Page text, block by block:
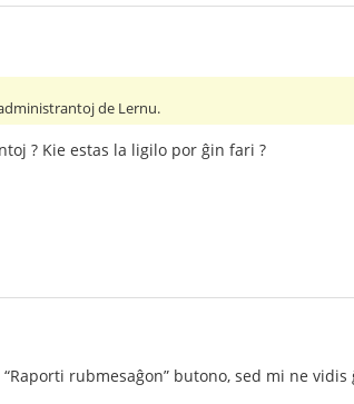
de Lernu.
? Kie estas la ligilo por ĝin fari ?
rubmesaĝon” butono, sed mi ne